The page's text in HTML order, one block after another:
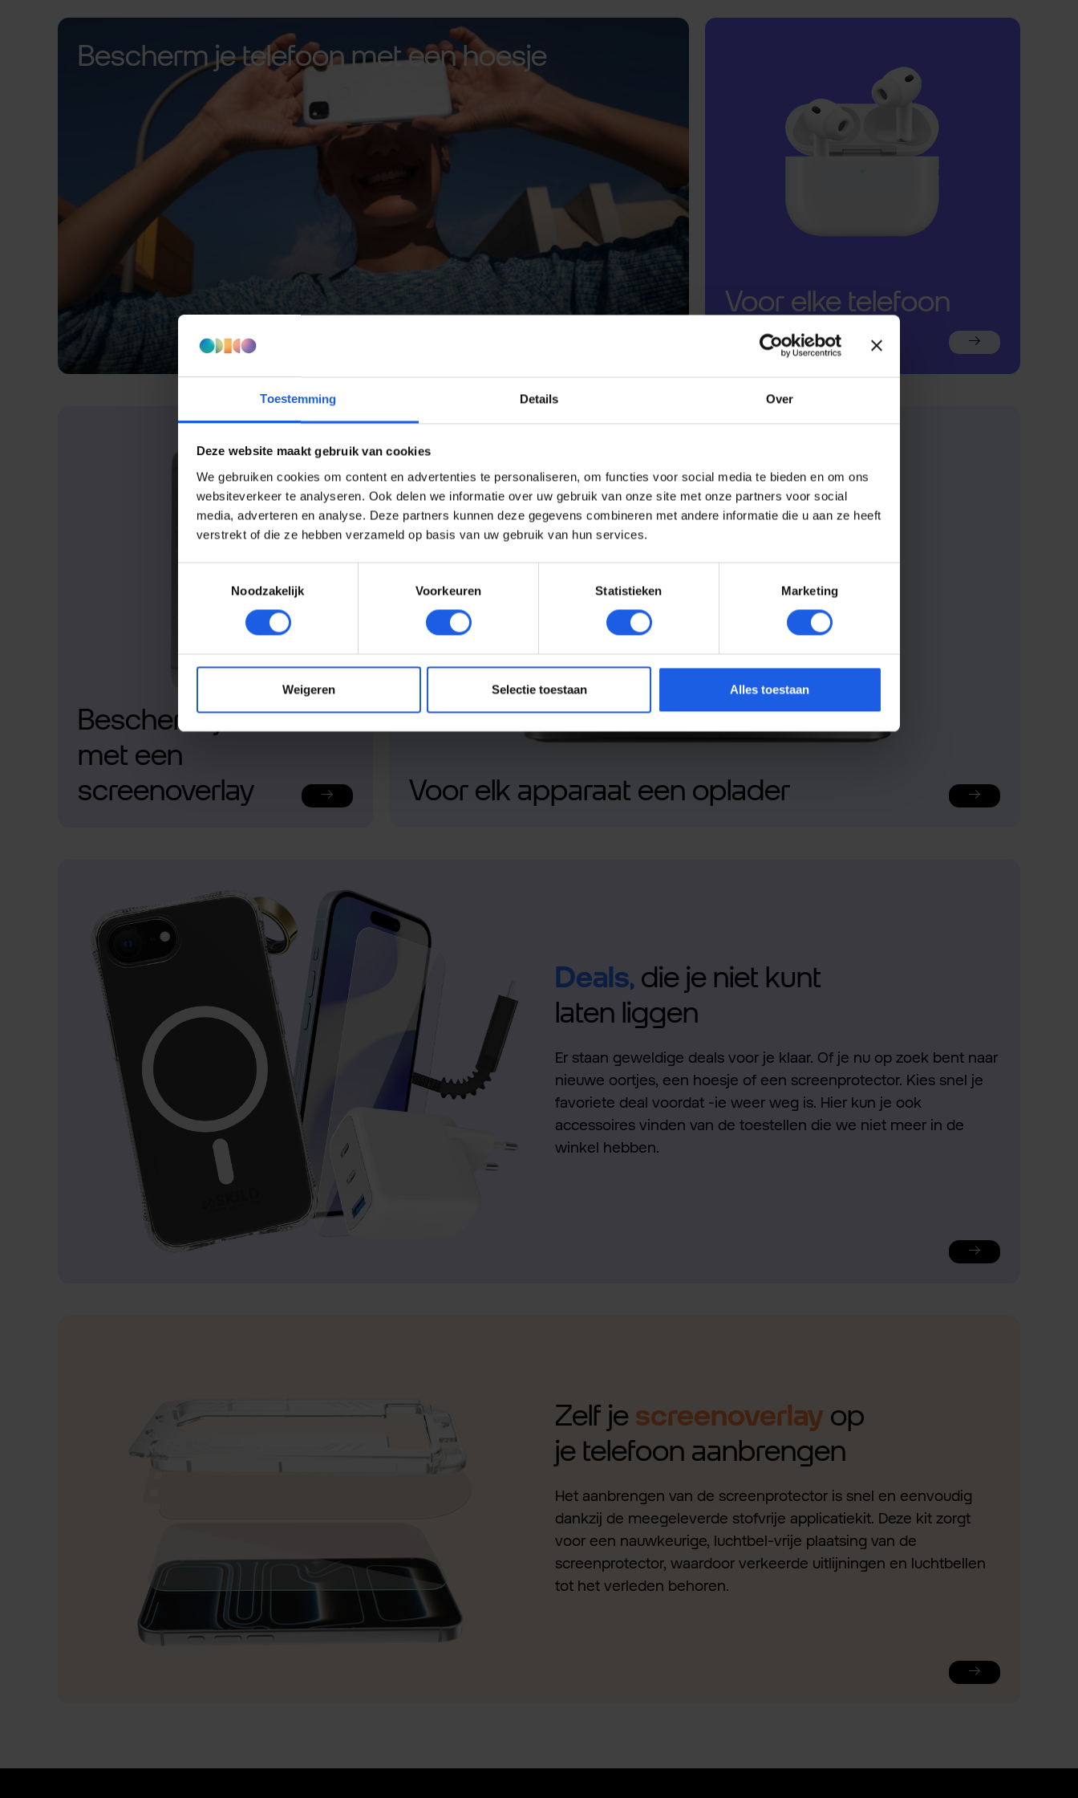
Toestemming Details Over
Deze website maakt gebruik van cookies
We gebruiken cookies om content en advertenties te personaliseren, om functies voor social media te bieden en om ons
websiteverkeer te analyseren. Ook delen we informatie over uw gebruik van onze site met onze partners voor social
media, adverteren en analyse. Deze partners kunnen deze gegevens combineren met andere informatie die u aan ze heeft
verstrekt of die ze hebben verzameld op basis van uw gebruik van hun services.
Noodzakelijk
Voorkeuren Statistieken Marketing
Weigeren Selectie toestaan Alles toestaan
Bescherm je telefoon met een hoesje
Voor elke telefoon
een oortje
Bescherm je telefoon
met een
screenoverlay
Voor elk apparaat een oplader
Deals, die je niet kunt
laten liggen
Er staan geweldige deals voor je klaar. Of je nu op zoek bent naar
nieuwe oortjes, een hoesje of een screenprotector. Kies snel je
favoriete deal voordat -ie weer weg is. Hier kun je ook
accessoires vinden van de toestellen die we niet meer in de
winkel hebben.
Zelf je screenoverlay op
je telefoon aanbrengen
Het aanbrengen van de screenprotector is snel en eenvoudig
dankzij de meegeleverde stofvrije applicatiekit. Deze kit zorgt
voor een nauwkeurige, luchtbel-vrije plaatsing van de
screenprotector, waardoor verkeerde uitlijningen en luchtbellen
tot het verleden behoren.